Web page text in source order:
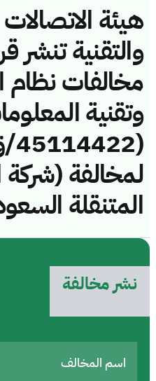
هيئة
والتقنية تنشر
مخالفات نظام
وتقنية
لمخالفة (شركة
المتنقلة
نشر مخالفة
اسم المخالف